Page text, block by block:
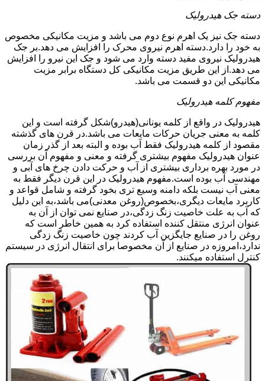
دسته جک هیدرولیک
دسته جک نیز یک اهرم نوع دوم می باشد و مزیت مکانیکی مخصوص
به خود را دارد.دسته اهرم نیروی محرک را افزایش می دهد.بر جک
هیدرولیک نیروی مفید دسته وارد می شود و جک این نیرو را افزایش
می دهد.از این طریق مزیت مکانیکی کل دستگاه برابر مزیت
مکانیکی این دو قسمت می باشد.
مفهوم کلمه هیدرولیک
هیدرولیک در واقع از کلمه یونانی(هیدرو)شکل گرفته است و این
کلمه به معنی جریان حرکات مایعات می باشد.در قرن های گذشته
مقصود از کلمه هیدرولیک فقط آب بوده و البته بعد از گذر زمان
عنوان هیدرولیک مفهوم بیشتری گرفته و معنی و مفهوم آن بررسی
در مورد بهره برداری بیشتری از آب و حرکت دادن چرخ های آبی و
مهندسی آب بوده است.مفهوم هیدرولیک در این قرن دیگر فقط به
معنی آب نیست بلکه دامنه وسیع تری بخود گرفته و شامل قواعد و
کاربرد مایعات دیگری،بخصوص(روغن معدنی)می باشد،به این دلیل
که آب به علت خاصیت زنگ زدگی،در صنایع نمی توان از آن به
عنوان انرژی منتقل کننده استفاده کرد به همین خاطر است که
روغن را در صنایع جایگزین آب کردند چون خاصیت زنگ زدگی
ندارد،امروزه در صنایع از آن مخصوصا برای انتقال انرژی در سیستم
کنترل استفاده میکنند.